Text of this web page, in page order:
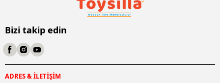
Bizi takip edin
ADRES & İLETİŞİM